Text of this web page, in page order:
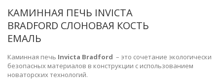
КАМИННАЯ ПЕЧЬ INVICTA
BRADFORD СЛОНОВАЯ КОСТЬ
ЕМАЛЬ
Каминная печь Invicta Bradford – это сочетание экологически
безопасных материалов в конструкции с использованием
новаторских технологий.